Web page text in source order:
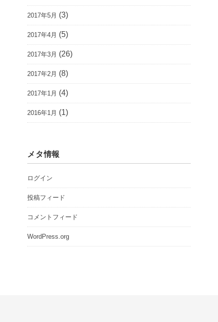
2017年5月 (3)
2017年4月 (5)
2017年3月 (26)
2017年2月 (8)
2017年1月 (4)
2016年1月 (1)
メタ情報
ログイン
投稿フィード
コメントフィード
WordPress.org